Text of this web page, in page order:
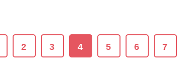
2 3 4 5 6 7